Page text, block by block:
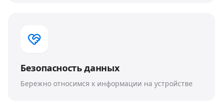
Безопасность данных
Бережно относимся к информации на устройстве